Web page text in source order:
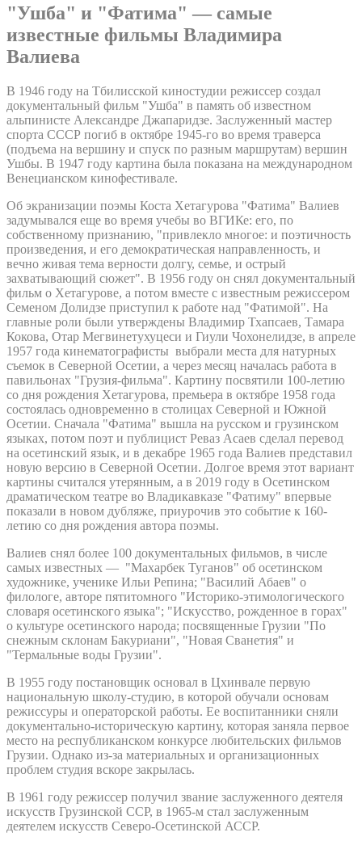
"Ушба" и "Фатима" — самые
известные фильмы Владимира
Валиева
В 1946 году на Тбилисской киностудии режиссер создал
документальный фильм "Ушба" в память об известном
альпинисте Александре Джапаридзе. Заслуженный мастер
спорта СССР погиб в октябре 1945-го во время траверса
(подъема на вершину и спуск по разным маршрутам) вершин
Ушбы. В 1947 году картина была показана на международном
Венецианском кинофестивале.
Об экранизации поэмы Коста Хетагурова "Фатима" Валиев
задумывался еще во время учебы во ВГИКе: его, по
собственному признанию, "привлекло многое: и поэтичность
произведения, и его демократическая направленность, и
вечно живая тема верности долгу, семье, и острый
захватывающий сюжет". В 1956 году он снял документальный
фильм о Хетагурове, а потом вместе с известным режиссером
Семеном Долидзе приступил к работе над "Фатимой". На
главные роли были утверждены Владимир Тхапсаев, Тамара
Кокова, Отар Мегвинетухуцеси и Гиули Чохонелидзе, в апреле
1957 года кинематографисты выбрали места для натурных
съемок в Северной Осетии, а через месяц началась работа в
павильонах "Грузия-фильма". Картину посвятили 100-летию
со дня рождения Хетагурова, премьера в октябре 1958 года
состоялась одновременно в столицах Северной и Южной
Осетии. Сначала "Фатима" вышла на русском и грузинском
языках, потом поэт и публицист Реваз Асаев сделал перевод
на осетинский язык, и в декабре 1965 года Валиев представил
новую версию в Северной Осетии. Долгое время этот вариант
картины считался утерянным, а в 2019 году в Осетинском
драматическом театре во Владикавказе "Фатиму" впервые
показали в новом дубляже, приурочив это событие к 160-
летию со дня рождения автора поэмы.
Валиев снял более 100 документальных фильмов, в числе
самых известных — "Махарбек Туганов" об осетинском
художнике, ученике Ильи Репина; "Василий Абаев" о
филологе, авторе пятитомного "Историко-этимологического
словаря осетинского языка"; "Искусство, рожденное в горах"
о культуре осетинского народа; посвященные Грузии "По
снежным склонам Бакуриани", "Новая Сванетия" и
"Термальные воды Грузии".
В 1955 году постановщик основал в Цхинвале первую
национальную школу-студию, в которой обучали основам
режиссуры и операторской работы. Ее воспитанники сняли
документально-историческую картину, которая заняла первое
место на республиканском конкурсе любительских фильмов
Грузии. Однако из-за материальных и организационных
проблем студия вскоре закрылась.
В 1961 году режиссер получил звание заслуженного деятеля
искусств Грузинской ССР, в 1965-м стал заслуженным
деятелем искусств Северо-Осетинской АССР.